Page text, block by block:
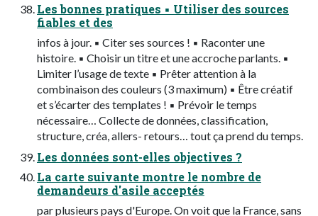
Les bonnes pratiques ▪ Utiliser des sources
fiables et des
infos à jour. ▪ Citer ses sources ! ▪ Raconter une
histoire. ▪ Choisir un titre et une accroche parlants. ▪
Limiter l’usage de texte ▪ Prêter attention à la
combinaison des couleurs (3 maximum) ▪ Être créatif
et s’écarter des templates ! ▪ Prévoir le temps
nécessaire… Collecte de données, classification,
structure, créa, allers- retours… tout ça prend du temps.
Les données sont-elles objectives ?
La carte suivante montre le nombre de
demandeurs d'asile acceptés
par plusieurs pays d'Europe. On voit que la France, sans